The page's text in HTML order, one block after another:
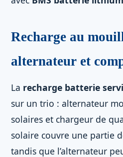
Recharge au
alternateur et
La recharge batterie
sur un trio : alternateur
solaires et chargeur de
solaire couvre une partie
tandis que l’alternateur